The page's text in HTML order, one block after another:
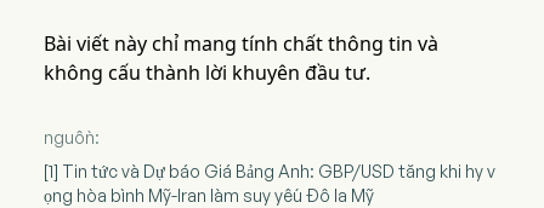
Bài viết này chỉ mang tính chất thông tin và
không cấu thành lời khuyên đầu tư.
nguồn:
[1] Tin tức và Dự báo Giá Bảng Anh: GBP/USD tăng khi hy v
ọng hòa bình Mỹ-Iran làm suy yếu Đô la Mỹ